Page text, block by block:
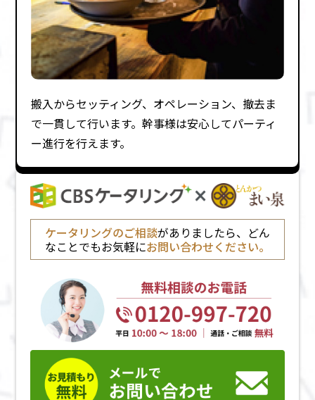
搬⼊からセッティング、オペレーション、撤去ま
で⼀貫して⾏います。幹事様は安⼼してパーティ
ー進⾏を⾏えます。
ケータリングのご相談がありましたら、どん
なことでもお気軽にお問い合わせください。